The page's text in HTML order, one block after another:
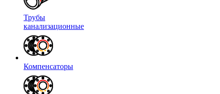
Трубы
канализационные
Компенсаторы